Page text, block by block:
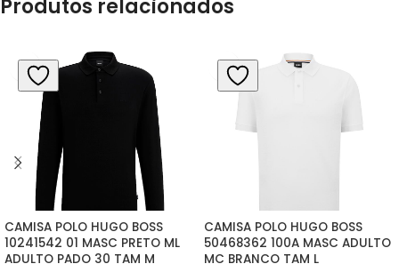
Produtos relacionados
CAMISA POLO HUGO BOSS
10241542 01 MASC PRETO ML
ADULTO PADO 30 TAM M
CAMISA POLO HUGO BOSS
50468362 100A MASC ADULTO
MC BRANCO TAM L